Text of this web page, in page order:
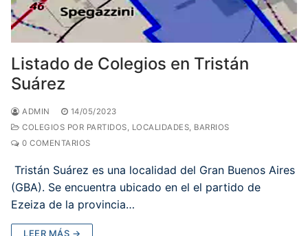
Listado de Colegios en Tristán
Suárez
ADMIN
14/05/2023
COLEGIOS POR PARTIDOS, LOCALIDADES, BARRIOS
0 COMENTARIOS
Tristán Suárez es una localidad del Gran Buenos Aires
(GBA). Se encuentra ubicado en el el partido de
Ezeiza de la provincia…
LEER MÁS →